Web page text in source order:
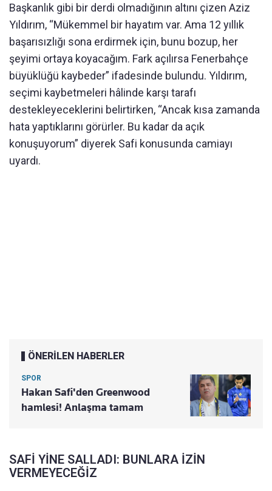
Başkanlık gibi bir derdi olmadığının altını çizen Aziz
Yıldırım, “Mükemmel bir hayatım var. Ama 12 yıllık
başarısızlığı sona erdirmek için, bunu bozup, her
şeyimi ortaya koyacağım. Fark açılırsa Fenerbahçe
büyüklüğü kaybeder” ifadesinde bulundu. Yıldırım,
seçimi kaybetmeleri hâlinde karşı tarafı
destekleyeceklerini belirtirken, “Ancak kısa zamanda
hata yaptıklarını görürler. Bu kadar da açık
konuşuyorum” diyerek Safi konusunda camiayı
uyardı.
ÖNERİLEN HABERLER
SPOR
Hakan Safi'den Greenwood
hamlesi! Anlaşma tamam
SAFİ YİNE SALLADI: BUNLARA İZİN
VERMEYECEĞİZ